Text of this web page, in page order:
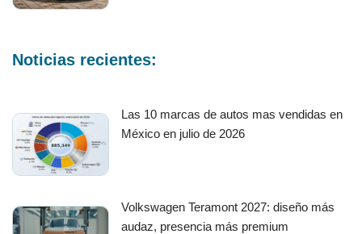
Noticias recientes:
Las 10 marcas de autos mas vendidas en
México en julio de 2026
Volkswagen Teramont 2027: diseño más
audaz, presencia más premium